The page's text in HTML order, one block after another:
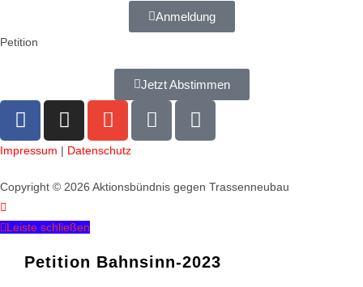
Anmeldung
Petition
Jetzt Abstimmen
Copyright © 2026 Aktionsbündnis gegen Trassenneubau
Impressum | Datenschutz
Leiste schließen
Petition Bahnsinn-2023